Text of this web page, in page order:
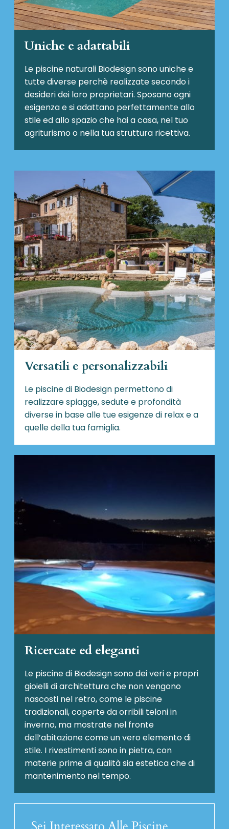
Uniche e adattabili
Le piscine naturali Biodesignsono uniche e
tutte diverse perchè realizzate secondo i
desideri dei loro proprietari. Sposano ogni
esigenza e si adattano perfettamente allo
stile ed allo spazio che hai a casa, nel tuo
agriturismo o nella tua struttura ricettiva.
Versatili e personalizzabili
Le piscine di Biodesign permettono di
realizzare spiagge, sedute e profondità
diverse in base alle tue esigenze di relax e a
quelle della tua famiglia.
Ricercate ed eleganti
Le piscine di Biodesign sono dei veri e propri
gioielli di architettura che non vengono
nascosti nel retro, come le piscine
tradizionali, coperte da orribili teloni in
inverno, ma mostrate nel fronte
dell’abitazione come un vero elemento di
stile. I rivestimenti sono in pietra, con
materie prime di qualità sia estetica che di
mantenimento nel tempo.